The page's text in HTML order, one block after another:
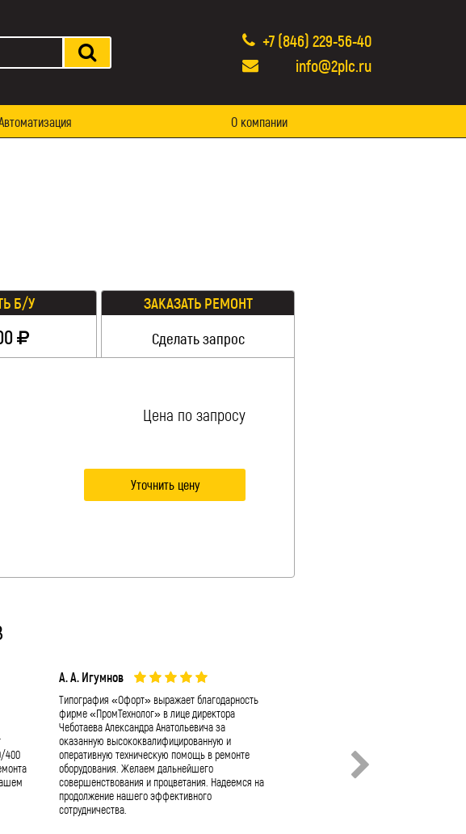
+7 (846) 229-56-40
info@2plc.ru
О компании
Б/У
ЗАКАЗАТЬ РЕМОНТ
Сделать запрос
Цена по запросу
Уточнить цену
400
А. А. Игумнов
Типография «Офорт» выражает благодарность
фирме «ПромТехнолог» в лице директора
Чеботаева Александра Анатольевича за
оказанную высококвалифицированную и
оперативную техническую помощь в ремонте
оборудования. Желаем дальнейшего
совершенствования и процветания. Надеемся на
продолжение нашего эффективного
сотрудничества.
с Вами и Вашим коллективом. За этот
хочется отметить: - слаженную и
высококвалифицированную работу